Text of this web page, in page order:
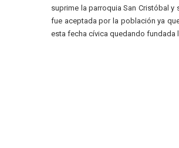
suprime la parroquia San Cristóbal
fue aceptada por la población ya
esta fecha cívica quedando fundada